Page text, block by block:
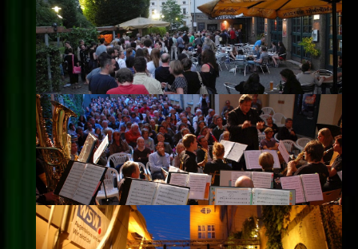
Anreise
Wetter
Kinogutschein
Konzept
Archiv
Kontakt
Impressum
Datenschutz